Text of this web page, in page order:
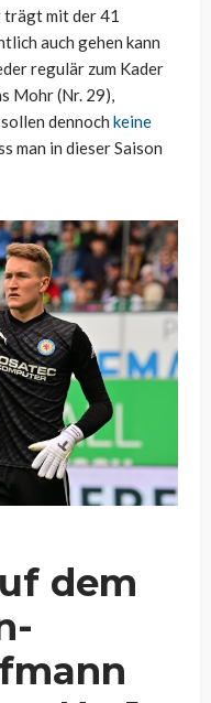
trägt mit der 41
auch gehen kann
regulär zum Kader
Mohr (Nr. 29),
dennoch keine
man in dieser Saison
dem